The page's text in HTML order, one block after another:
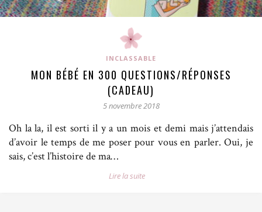
INCLASSABLE
MON BÉBÉ EN 300 QUESTIONS/RÉPONSES
(CADEAU)
5 novembre 2018
Oh la la, il est sorti il y a un mois et demi mais j’attendais
d’avoir le temps de me poser pour vous en parler. Oui, je
sais, c’est l’histoire de ma…
Lire la suite